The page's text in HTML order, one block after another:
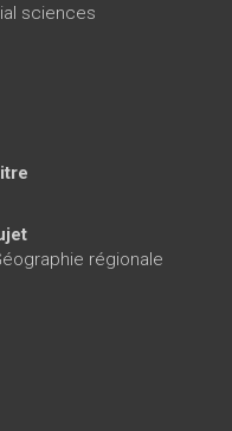
sciences
régionale